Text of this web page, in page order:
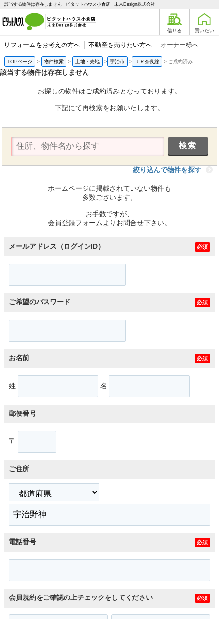
該当する物件は存在しません｜ピタットハウス小倉店 未来Design株式会社
借りる 買いたい
リフォームをお考えの方へ 不動産を売りたい方へ オーナー様へ
TOPページ 物件検索 土地・売地 宇治市 ＪＲ奈良線 ご成約済み
該当する物件は存在しません
お探しの物件はご成約済みとなっております。
下記にて再検索をお願いたします。
絞り込んで物件を探す
ホームページに掲載されていない物件も
多数ございます。
お手数ですが、
会員登録フォームよりお問合せ下さい。
メールアドレス（ログインID） 必須
ご希望のパスワード 必須
お名前 必須
姓 名
郵便番号
〒
ご住所
電話番号 必須
会員規約をご確認の上チェックをしてください 必須